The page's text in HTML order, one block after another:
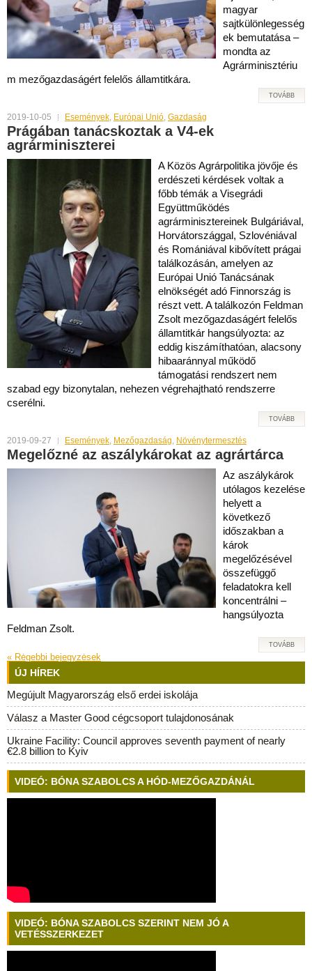
magyar
sajtkülönlegesség
ek bemutatása –
mondta az
Agrárminisztériu
m mezőgazdaságért felelős államtitkára.
TOVÁBB
2019-10-05 Események, Európai Unió, Gazdaság
Prágában tanácskoztak a V4-ek
agrárminiszterei
A Közös Agrárpolitika jövője és
erdészeti kérdések voltak a
főbb témák a Visegrádi
Együttműködés
agrárminisztereinek Bulgáriával,
Horvátországgal, Szlovéniával
és Romániával kibővített prágai
találkozásán, amelyen az
Európai Unió Tanácsának
elnökségét adó Finnország is
részt vett. A találkozón Feldman
Zsolt mezőgazdaságért felelős
államtitkár hangsúlyozta: az
eddig kiszámíthatóan, alacsony
hibaaránnyal működő
támogatási rendszert nem
szabad egy bizonytalan, nehezen végrehajtható rendszerre
cserélni.
TOVÁBB
2019-09-27 Események, Mezőgazdaság, Növénytermesztés
Megelőzné az aszálykárokat az agrártárca
Az aszálykárok
utólagos kezelése
helyett a
következő
időszakban a
károk
megelőzésével
összefüggő
feladatokra kell
koncentrálni –
hangsúlyozta
Feldman Zsolt.
TOVÁBB
« Rėgebbi bejegyzėsek
ÚJ HÍREK
Megújult Magyarország első erdei iskolája
Válasz a Master Good cégcsoport tulajdonosának
Ukraine Facility: Council approves seventh payment of nearly
€2.8 billion to Kyiv
VIDEÓ: BÓNA SZABOLCS A HÓD-MEZŐGAZDÁNÁL
VIDEÓ: BÓNA SZABOLCS SZERINT NEM JÓ A
VETÉSSZERKEZET